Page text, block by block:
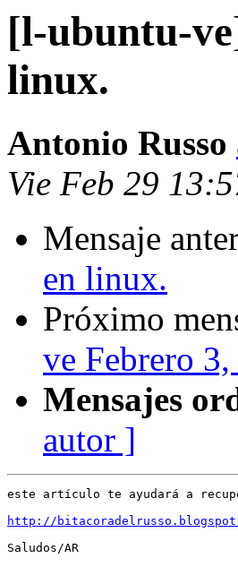
[l-ubuntu-
linux.
Antonio Russo
Vie Feb 29
Mensaje
en linux.
Próximo
ve Febrero
Mensajes
autor ]
este artículo te ayudará a
http://
Saludos/AR